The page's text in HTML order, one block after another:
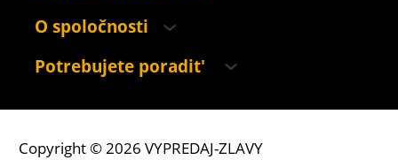
O spoločnosti
Potrebujete poradit'
Copyright © 2026 VYPREDAJ-ZLAVY